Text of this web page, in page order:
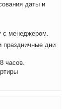
даты и
с менеджером.
дни
часов.